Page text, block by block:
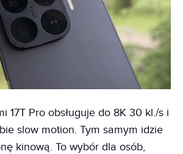
17T Pro obsługuje do 8K 30 kl./s i
slow motion. Tym samym idzie
kinową. To wybór dla osób,